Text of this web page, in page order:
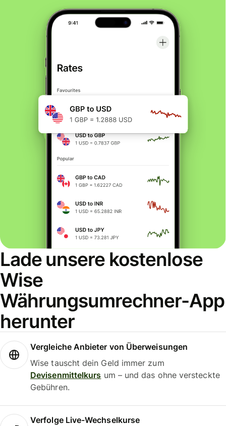
Lade unsere kostenlose
Wise
Währungsumrechner-App
herunter
Vergleiche Anbieter von Überweisungen
Wise tauscht dein Geld immer zum
Devisenmittelkurs um – und das ohne versteckte
Gebühren.
Verfolge Live-Wechselkurse